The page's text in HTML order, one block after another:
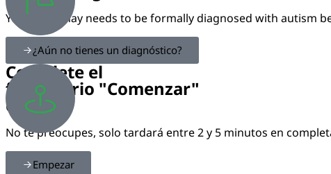
Your child may needs to be formally diagnosed with autism
¿Aún no tienes un diagnóstico?
Complete el
formulario "Comenzar"
en línea
No te preocupes, solo tardará entre 2 y 5 minutos en
Empezar